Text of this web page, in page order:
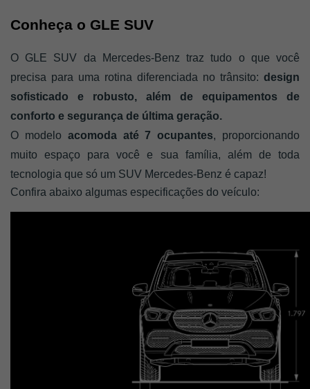
Conheça o GLE SUV
O GLE SUV da Mercedes-Benz traz tudo o que você
precisa para uma rotina diferenciada no trânsito: design
sofisticado e robusto, além de equipamentos de
conforto e segurança de última geração.
O modelo acomoda até 7 ocupantes, proporcionando
muito espaço para você e sua família, além de toda
tecnologia que só um SUV Mercedes-Benz é capaz!
Confira abaixo algumas especificações do veículo: